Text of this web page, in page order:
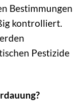
Bestimmungen
kontrolliert.
Pestizide